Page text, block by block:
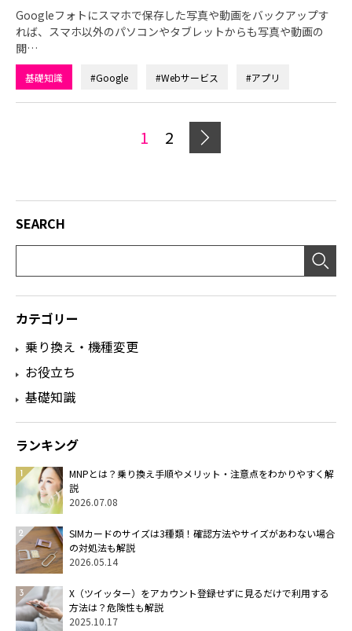
Googleフォトにスマホで保存した写真や動画をバックアップす
れば、スマホ以外のパソコンやタブレットからも写真や動画の
閲…
基礎知識 #Google #Webサービス #アプリ
1 2
SEARCH
カテゴリー
乗り換え・機種変更
お役立ち
基礎知識
ランキング
MNPとは？乗り換え手順やメリット・注意点をわかりやすく解
説
2026.07.08
SIMカードのサイズは3種類！確認方法やサイズがあわない場合
の対処法も解説
2026.05.14
X（ツイッター）をアカウント登録せずに見るだけで利用する
方法は？危険性も解説
2025.10.17